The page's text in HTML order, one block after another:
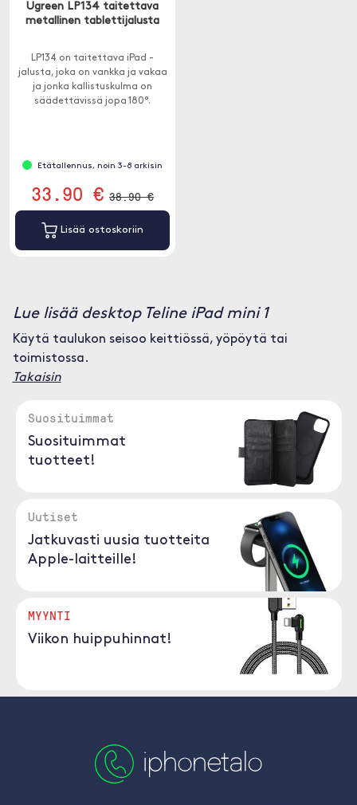
Ugreen LP134 taitettava
metallinen tablettijalusta
LP134 on taitettava iPad -
jalusta, joka on vankka ja vakaa
ja jonka kallistuskulma on
säädettävissä jopa 180°.
Etätallennus, noin 3-8 arkisin
33.90 € 38.90 €
Lisää ostoskoriin
Lue lisää desktop Teline iPad mini 1
Käytä taulukon seisoo keittiössä, yöpöytä tai
toimistossa.
Takaisin
Suosituimmat
Suosituimmat
tuotteet!
Uutiset
Jatkuvasti uusia tuotteita
Apple-laitteille!
MYYNTI
Viikon huippuhinnat!